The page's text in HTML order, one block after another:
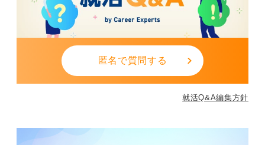
匿名で質問する
就活Q&A編集方針